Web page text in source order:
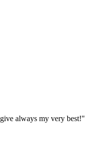
always my very best!"